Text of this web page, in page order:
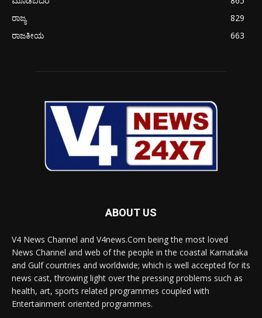
ರಾಜ್ಯ
829
ರಾಜಕೀಯ
663
ABOUT US
V4 News Channel and V4news.Com being the most loved
News Channel and web of the people in the coastal Karnataka
and Gulf countries and worldwide; which is well accepted for its
news cast, throwing light over the pressing problems such as
health, art, sports related programmes coupled with
Entertainment oriented programmes.